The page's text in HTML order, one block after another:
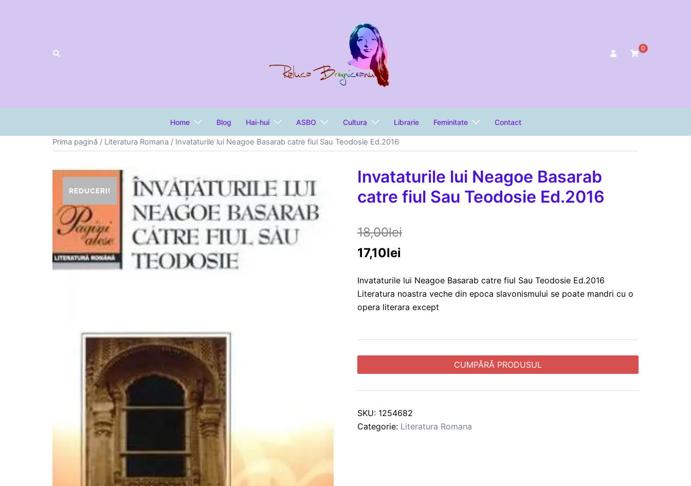
0
Home Blog Hai-hui ASBO Cultura Librarie Feminitate Contact
Prima pagină / Literatura Romana / Invataturile lui Neagoe Basarab catre fiul Sau Teodosie Ed.2016
REDUCERI!
Invataturile lui Neagoe Basarab
catre fiul Sau Teodosie Ed.2016
18,00lei
17,10lei
Invataturile lui Neagoe Basarab catre fiul Sau Teodosie Ed.2016
Literatura noastra veche din epoca slavonismului se poate mandri cu o
opera literara except
CUMPĂRĂ PRODUSUL
SKU: 1254682
Categorie: Literatura Romana